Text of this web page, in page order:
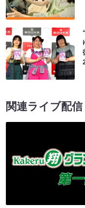
関連ライブ配信